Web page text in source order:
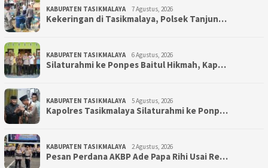
KABUPATEN TASIKMALAYA 7 Agustus, 2026
Kekeringan di Tasikmalaya, Polsek Tanjun…
KABUPATEN TASIKMALAYA 6 Agustus, 2026
Silaturahmi ke Ponpes Baitul Hikmah, Kap…
KABUPATEN TASIKMALAYA 5 Agustus, 2026
Kapolres Tasikmalaya Silaturahmi ke Ponp…
KABUPATEN TASIKMALAYA 2 Agustus, 2026
Pesan Perdana AKBP Ade Papa Rihi Usai Re…